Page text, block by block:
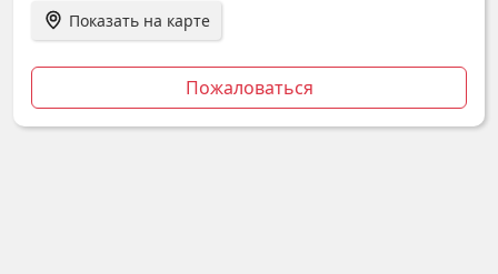
Показать на карте
Пожаловаться